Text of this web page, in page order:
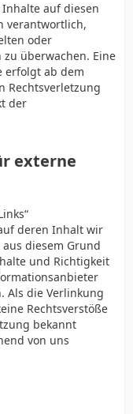
auf diesen
verantwortlich,
oder
überwachen. Eine
erfolgt ab dem
Rechtsverletzung
der
externe
deren Inhalt wir
diesem Grund
und Richtigkeit
Als die Verlinkung
Rechtsverstöße
bekannt
von uns